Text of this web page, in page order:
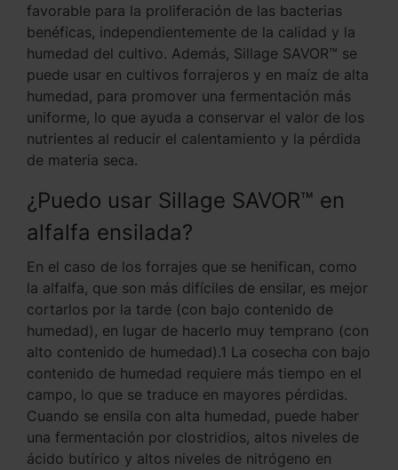
favorable para la proliferación de las bacterias
benéficas, independientemente de la calidad y la
humedad del cultivo. Además, Sillage SAVOR™ se
puede usar en cultivos forrajeros y en maíz de alta
humedad, para promover una fermentación más
uniforme, lo que ayuda a conservar el valor de los
nutrientes al reducir el calentamiento y la pérdida
de materia seca.
¿Puedo usar Sillage SAVOR™ en
alfalfa ensilada?
En el caso de los forrajes que se henifican, como
la alfalfa, que son más difíciles de ensilar, es mejor
cortarlos por la tarde (con bajo contenido de
humedad), en lugar de hacerlo muy temprano (con
alto contenido de humedad).1 La cosecha con bajo
contenido de humedad requiere más tiempo en el
campo, lo que se traduce en mayores pérdidas.
Cuando se ensila con alta humedad, puede haber
una fermentación por clostridios, altos niveles de
ácido butírico y altos niveles de nitrógeno en